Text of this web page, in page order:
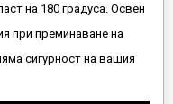
на 180 градуса. Освен
при преминаване на
сигурност на вашия